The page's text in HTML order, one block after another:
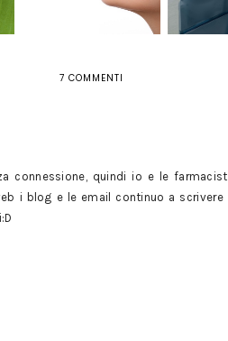
7 COMMENTI
connessione, quindi io e le
i blog e le email continuo a scrivere